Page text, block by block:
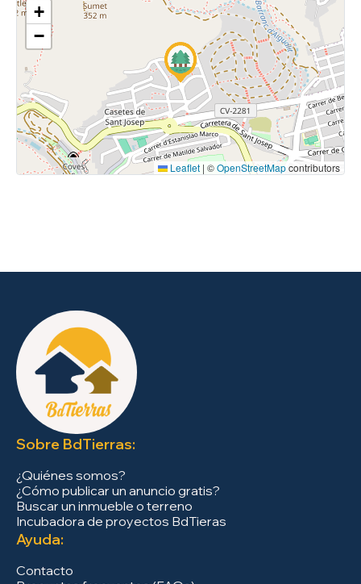
+
−
Leaflet | ©OpenStreetMapcontributors
Sobre BdTierras:
¿Quiénes somos?
¿Cómo publicar un anuncio gratis?
Buscar un inmueble o terreno
Incubadora de proyectos BdTieras
Ayuda:
Contacto